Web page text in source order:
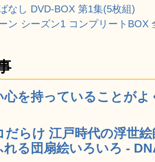
なし DVD-BOX 第1集(5枚組)
ン シーズン1 コンプリートBOX
心を持っていることが
だらけ 江戸時代の浮世
れる団扇絵いろいろ -